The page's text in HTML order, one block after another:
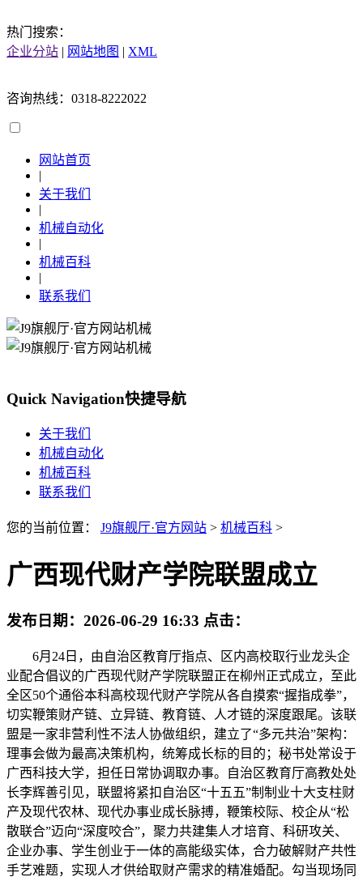
热门搜索：
企业分站 | 网站地图 | XML
咨询热线：0318-8222022
网站首页
|
关于我们
|
机械自动化
|
机械百科
|
联系我们
Quick Navigation快捷导航
关于我们
机械自动化
机械百科
联系我们
您的当前位置： J9旗舰厅·官方网站 > 机械百科 >
广西现代财产学院联盟成立
发布日期： 2026-06-29 16:33 点击：
6月24日，由自治区教育厅指点、区内高校取行业龙头企
业配合倡议的广西现代财产学院联盟正在柳州正式成立，至此
全区50个通俗本科高校现代财产学院从各自摸索“握指成拳”，
切实鞭策财产链、立异链、教育链、人才链的深度跟尾。该联
盟是一家非营利性不法人协做组织，建立了“多元共治”架构：
理事会做为最高决策机构，统筹成长标的目的；秘书处常设于
广西科技大学，担任日常协调取办事。自治区教育厅高教处处
长李辉善引见，联盟将紧扣自治区“十五五”制制业十大支柱财
产及现代农林、现代办事业成长脉搏，鞭策校际、校企从“松
散联合”迈向“深度咬合”，聚力共建集人才培育、科研攻关、
企业办事、学生创业于一体的高能级实体，合力破解财产共性
手艺难题，实现人才供给取财产需求的精准婚配。勾当现场同